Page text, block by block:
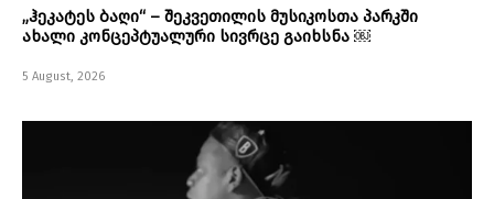
„ჰეკატეს ბაღი“ – შეკვეთილის მუსიკოსთა პარკში
ახალი კონცეპტუალური სივრცე გაიხსნა ￼
5 August, 2026